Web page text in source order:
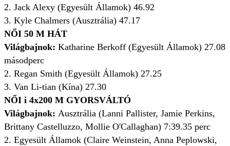
2. Jack Alexy (Egyesült Államok) 46.92
3. Kyle Chalmers (Ausztrália) 47.17
NŐI 50 M HÁT
Világbajnok: Katharine Berkoff (Egyesült Államok) 27.08
másodperc
2. Regan Smith (Egyesült Államok) 27.25
3. Van Li-tian (Kína) 27.30
NŐI i 4x200 M GYORSVÁLTÓ
Világbajnok: Ausztrália (Lanni Pallister, Jamie Perkins,
Brittany Castelluzzo, Mollie O'Callaghan) 7:39.35 perc
2. Egyesült Államok (Claire Weinstein, Anna Peplowski,